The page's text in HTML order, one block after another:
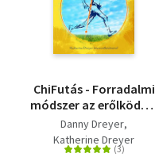
ChiFutás - Forradalmi
módszer az erőlködés-
és sérülésmentes
futáshoz
Danny Dreyer
Katherine Dreyer